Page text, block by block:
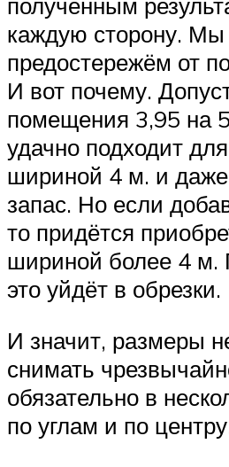
каждую сторону. Мы
предостережём от
И вот почему.
помещения 3,95 на
удачно подходит
шириной 4 м. и даже
запас. Но если
то придётся
шириной более 4 м.
это уйдёт в обрезки.
И значит, размеры
снимать
обязательно в
по углам и по